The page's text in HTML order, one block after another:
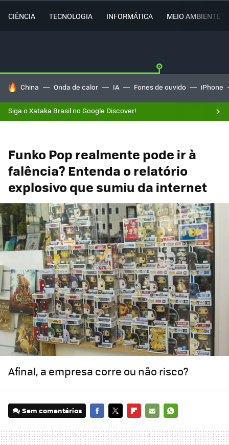
CIÊNCIA TECNOLOGIA INFORMÁTICA MEIO AMBIENTE
TENDÊNCIAS DO DIA
China Onda de calor IA Fones de ouvido iPhone
Siga o Xataka Brasil no Google Discover!
Funko Pop realmente pode ir à
falência? Entenda o relatório
explosivo que sumiu da internet
Afinal, a empresa corre ou não risco?
Sem comentários
MAIL